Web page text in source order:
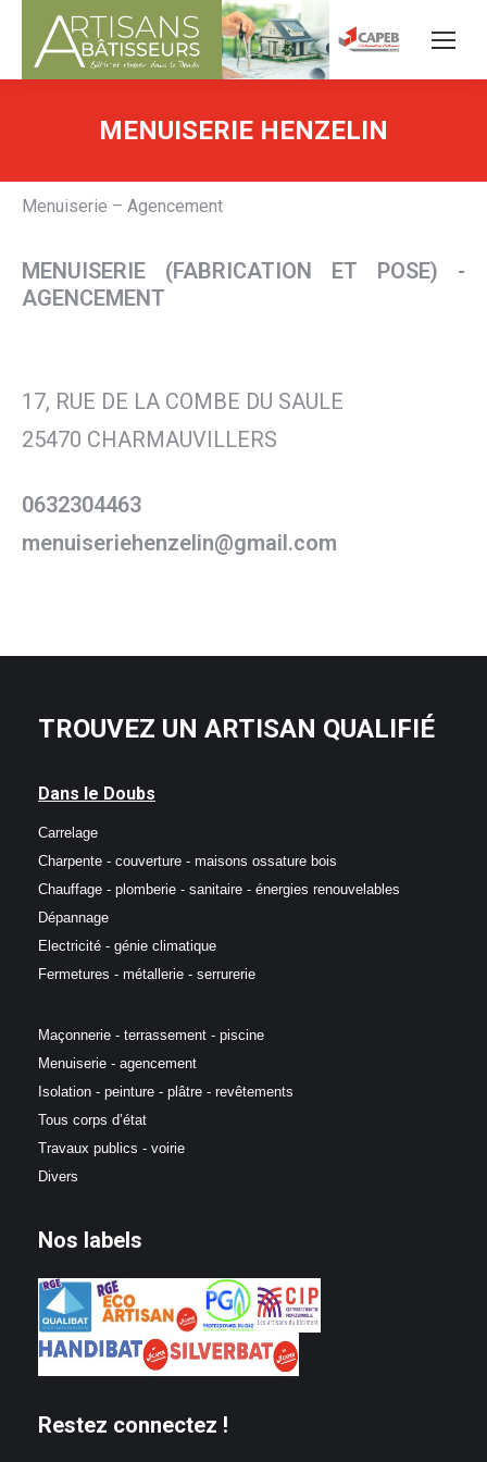
MENUISERIE HENZELIN
Menuiserie – Agencement
MENUISERIE (FABRICATION ET POSE) -
AGENCEMENT
17, RUE DE LA COMBE DU SAULE
25470 CHARMAUVILLERS
0632304463
menuiseriehenzelin@gmail.com
TROUVEZ UN ARTISAN QUALIFIÉ
Dans le Doubs
Carrelage
Charpente - couverture - maisons ossature bois
Chauffage - plomberie - sanitaire - énergies renouvelables
Dépannage
Electricité - génie climatique
Fermetures - métallerie - serrurerie
Maçonnerie - terrassement - piscine
Menuiserie - agencement
Isolation - peinture - plâtre - revêtements
Tous corps d’état
Travaux publics - voirie
Divers
Nos labels
Restez connectez !